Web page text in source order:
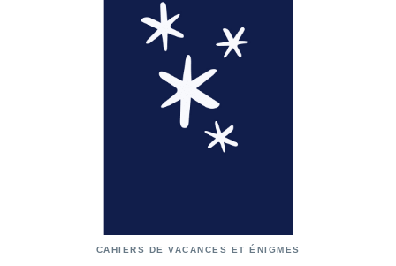
CAHIERS DE VACANCES ET ÉNIGMES